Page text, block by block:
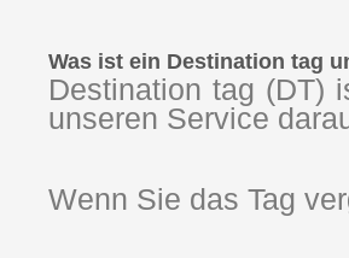
Was ist ein Destination tag
Destination tag (DT)
unseren Service
Wenn Sie das Tag